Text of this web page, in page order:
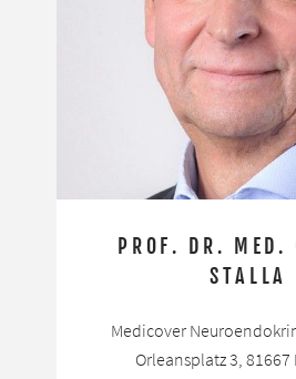
PROF. DR. MED.
STALLA
Medicover
Orleansplatz 3, 81667